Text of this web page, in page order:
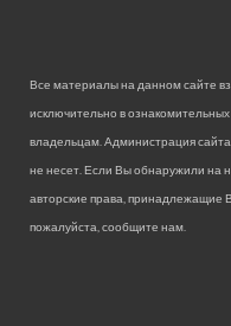
Все материалы на данном сайте
исключительно в
владельцам. Администрация
не несет. Если Вы обнаружили на
авторские права, принадлежащие
пожалуйста, сообщите нам.